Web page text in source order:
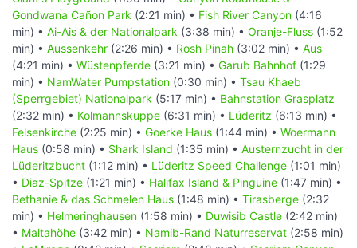
Gondwana Cañon Park (2:21 min) • Fish River Canyon (4:16
min) • Ai-Ais & der Nationalpark (3:38 min) • Oranje-Fluss (1:52
min) • Aussenkehr (2:26 min) • Rosh Pinah (3:02 min) • Aus
(4:21 min) • Wüstenpferde (3:21 min) • Garub Bahnhof (1:29
min) • NamWater Pumpstation (0:30 min) • Tsau Khaeb
(Sperrgebiet) Nationalpark (5:17 min) • Bahnstation Grasplatz
(2:32 min) • Kolmannskuppe (6:31 min) • Lüderitz (6:13 min) •
Felsenkirche (2:25 min) • Goerke Haus (1:44 min) • Woermann
Haus (0:58 min) • Shark Island (1:35 min) • Austernzucht in der
Lüderitzbucht (1:12 min) • Lüderitz Speed Challenge (1:01 min)
• Diaz-Spitze (1:21 min) • Halifax Island & Pinguine (1:47 min) •
Bethanie & das Schmelen Haus (1:48 min) • Tirasberge (2:32
min) • Helmeringhausen (1:58 min) • Duwisib Castle (2:42 min)
• Maltahöhe (3:42 min) • Namib-Rand Naturreservat (2:58 min)